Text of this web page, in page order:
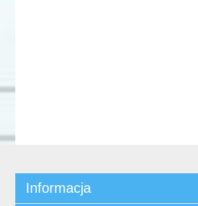
Informacja